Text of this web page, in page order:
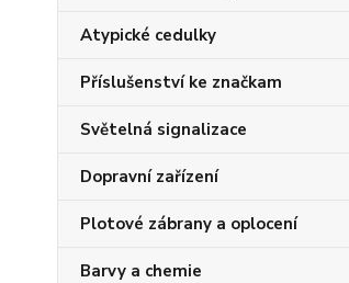
Atypické cedulky
Příslušenství ke značkam
Světelná signalizace
Dopravní zařízení
Plotové zábrany a oplocení
Barvy a chemie